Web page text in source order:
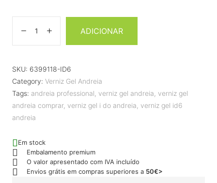
ADICIONAR
SKU: 6399118-ID6
Category: Verniz Gel Andreia
Tags: andreia professional, verniz gel andreia, verniz gel
andreia comprar, verniz gel i do andreia, verniz gel id6
andreia
Em stock
Embalamento premium
O valor apresentado com IVA incluído
Envios grátis em compras superiores a 50€>